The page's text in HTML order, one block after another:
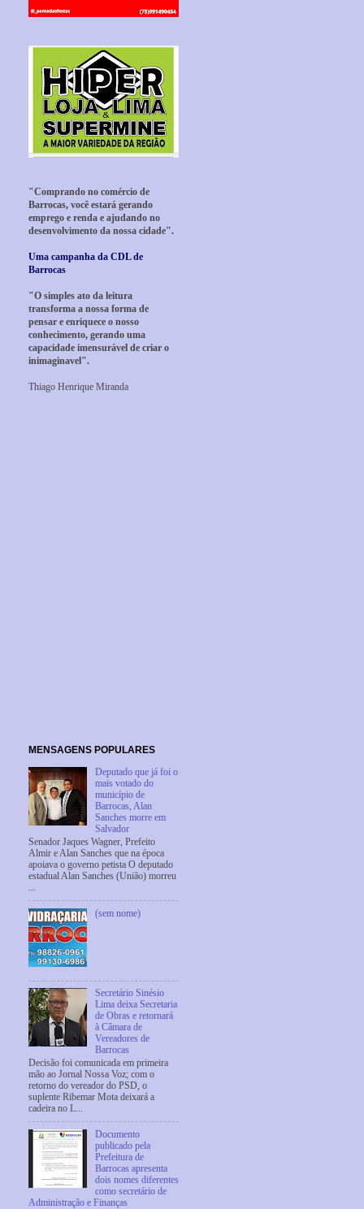
"Comprando no comércio de
Barrocas, você estará gerando
emprego e renda e ajudando no
desenvolvimento da nossa cidade".
Uma campanha da CDL de
Barrocas
"O simples ato da leitura
transforma a nossa forma de
pensar e enriquece o nosso
conhecimento, gerando uma
capacidade imensurável de criar o
inimaginavel".
Thiago Henrique Miranda
MENSAGENS POPULARES
Deputado que já foi o
mais votado do
município de
Barrocas, Alan
Sanches morre em
Salvador
Senador Jaques Wagner, Prefeito
Almir e Alan Sanches que na época
apoiava o governo petista O deputado
estadual Alan Sanches (União) morreu
...
(sem nome)
Secretário Sinésio
Lima deixa Secretaria
de Obras e retornará
à Câmara de
Vereadores de
Barrocas
Decisão foi comunicada em primeira
mão ao Jornal Nossa Voz; com o
retorno do vereador do PSD, o
suplente Ribemar Mota deixará a
cadeira no L...
Documento
publicado pela
Prefeitura de
Barrocas apresenta
dois nomes diferentes
como secretário de
Administração e Finanças